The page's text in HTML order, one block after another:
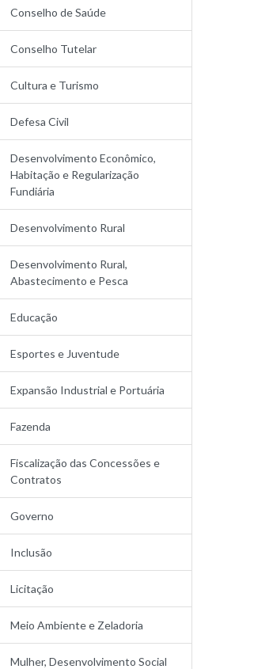
Conselho de Saúde
Conselho Tutelar
Cultura e Turismo
Defesa Civil
Desenvolvimento Econômico,
Habitação e Regularização
Fundiária
Desenvolvimento Rural
Desenvolvimento Rural,
Abastecimento e Pesca
Educação
Esportes e Juventude
Expansão Industrial e Portuária
Fazenda
Fiscalização das Concessões e
Contratos
Governo
Inclusão
Licitação
Meio Ambiente e Zeladoria
Mulher, Desenvolvimento Social